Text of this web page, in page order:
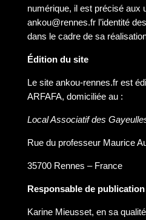
numérique, il est précisé aux
ankou@rennes.fr l’identité
dans le cadre de sa
Édition du site
Le site ankou-rennes.fr est
ARFAFA, domiciliée au :
Local Associatif des
Rue du professeur Maurice
35700 Rennes – France
Responsable de publication
Karine Mieusset, en sa